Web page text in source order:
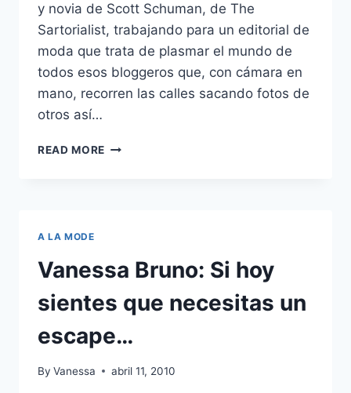
y novia de Scott Schuman, de The
Sartorialist, trabajando para un editorial de
moda que trata de plasmar el mundo de
todos esos bloggeros que, con cámara en
mano, recorren las calles sacando fotos de
otros así…
READ MORE PARA
SCOTT
SCHUMAN,
DORÉ
GIOVANNA
A LA MODE
Vanessa Bruno: Si hoy
sientes que necesitas un
escape…
By Vanessa abril 11, 2010